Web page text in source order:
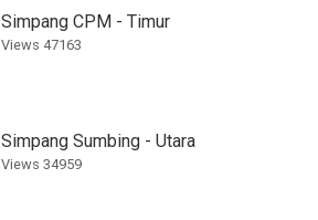
Simpang CPM - Timur
Views 47163
Simpang Sumbing - Utara
Views 34959